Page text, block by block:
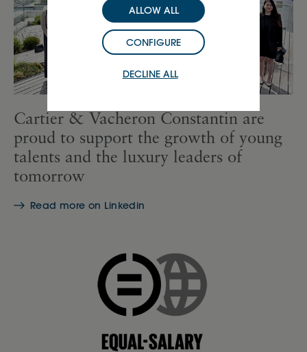
Cartier & Vacheron Constantin are
proud to support the growth of young
talents and the luxury leaders of
tomorrow
Read more on Linkedin
DECLINE ALL
CONFIGURE
ALLOW ALL